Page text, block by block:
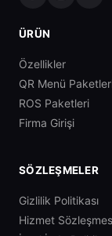
ÜRÜN
Özellikler
QR Menü
ROS Paketleri
Firma Girişi
SÖZLEŞMELER
Gizlilik Politikası
Hizmet